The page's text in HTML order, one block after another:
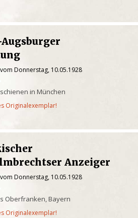
Donnerstag, 10.05.1928
in München
Originalexemplar!
Anzeiger
Donnerstag, 10.05.1928
Oberfranken, Bayern
Originalexemplar!